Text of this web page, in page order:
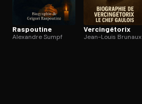
Raspoutine
Alexandre Sumpf
Ver­cin­gé­to­rix
Jean-Louis Brunaux